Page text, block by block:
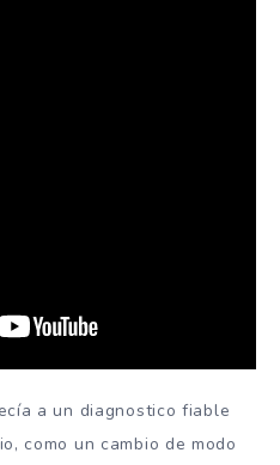
a un diagnostico fiable
como un cambio de modo